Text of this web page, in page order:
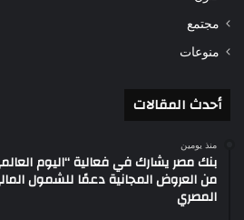
مجتمع
منوعات
أحدث المقالات
منذ يومين
بنك مصر يشارك في فعالية “اليوم
من العروض المجانية دعمًا للشمول
المصري